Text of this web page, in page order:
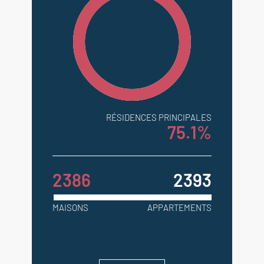
RÉSIDENCES PRINCIPALES
75.1%
2386 2393
MAISONS APPARTEMENTS